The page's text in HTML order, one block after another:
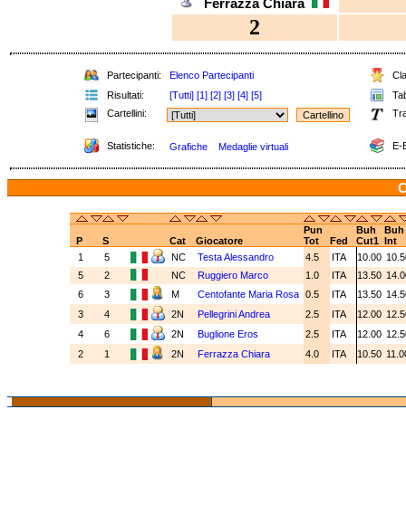
Ferrazza Chiara
2
Partecipanti: Elenco Partecipanti
Risultati:
[Tutti] [1] [2] [3] [4] [5]
Cartellini:
Statistiche: Grafiche Medaglie virtuali E-
Pun Buh
Buh
P
S Cat Giocatore Tot Fed Cut1 Int
1
5 NC Testa Alessandro 4.5 ITA 10.00
5
2 NC Ruggiero Marco 1.0 ITA 13.50
6
3 M Centofante Maria Rosa 0.5 ITA 13.50
3
4 2N Pellegrini Andrea 2.5 ITA 12.00
4
6 2N Buglione Eros 2.5 ITA 12.00
2
1 2N Ferrazza Chiara 4.0 ITA 10.50